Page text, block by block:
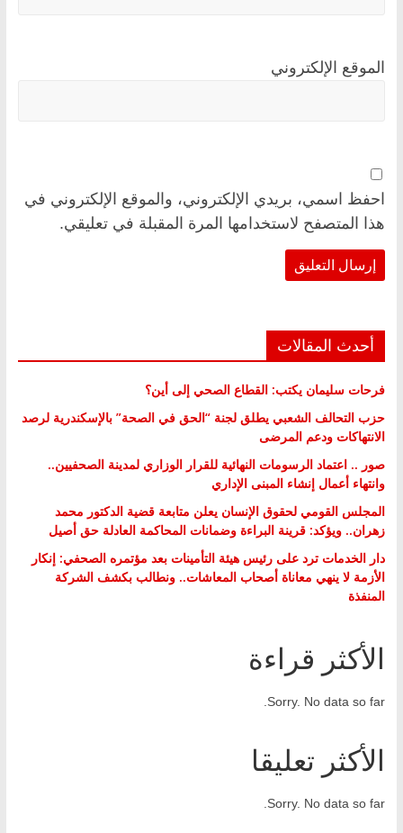
الموقع الإلكتروني
احفظ اسمي، بريدي الإلكتروني، والموقع الإلكتروني في
هذا المتصفح لاستخدامها المرة المقبلة في تعليقي.
أحدث المقالات
فرحات سليمان يكتب: القطاع الصحي إلى أين؟
حزب التحالف الشعبي يطلق لجنة “الحق في الصحة” بالإسكندرية لرصد
الانتهاكات ودعم المرضى
صور .. اعتماد الرسومات النهائية للقرار الوزاري لمدينة الصحفيين..
وانتهاء أعمال إنشاء المبنى الإداري
المجلس القومي لحقوق الإنسان يعلن متابعة قضية الدكتور محمد
زهران.. ويؤكد: قرينة البراءة وضمانات المحاكمة العادلة حق أصيل
دار الخدمات ترد على رئيس هيئة التأمينات بعد مؤتمره الصحفي: إنكار
الأزمة لا ينهي معاناة أصحاب المعاشات.. ونطالب بكشف الشركة
المنفذة
الأكثر قراءة
Sorry. No data so far.
الأكثر تعليقا
Sorry. No data so far.